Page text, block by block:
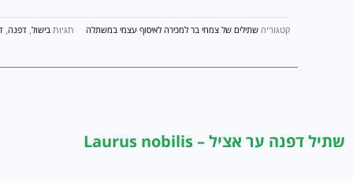
קטגוריה שתילים של צמחי בר למכירה לאיסוף עצמי במשתלה תגיות בישול דפנה
שתיל דפנה ער אציל – Laurus nobilis